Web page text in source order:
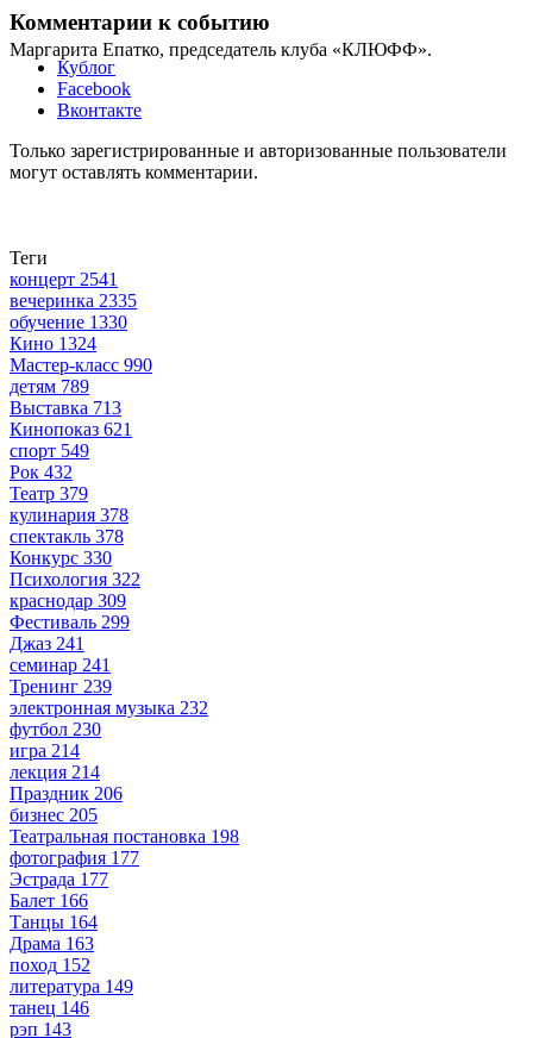
Маргарита Епатко, председатель клуба «КЛЮФФ».
Комментарии к событию
Кублог
Facebook
Вконтакте
Только зарегистрированные и авторизованные пользователи
могут оставлять комментарии.
Теги
концерт 2541
вечеринка 2335
обучение 1330
Кино 1324
Мастер-класс 990
детям 789
Выставка 713
Кинопоказ 621
спорт 549
Рок 432
Театр 379
кулинария 378
спектакль 378
Конкурс 330
Психология 322
краснодар 309
Фестиваль 299
Джаз 241
семинар 241
Тренинг 239
электронная музыка 232
футбол 230
игра 214
лекция 214
Праздник 206
бизнес 205
Театральная постановка 198
фотография 177
Эстрада 177
Балет 166
Танцы 164
Драма 163
поход 152
литература 149
танец 146
рэп 143